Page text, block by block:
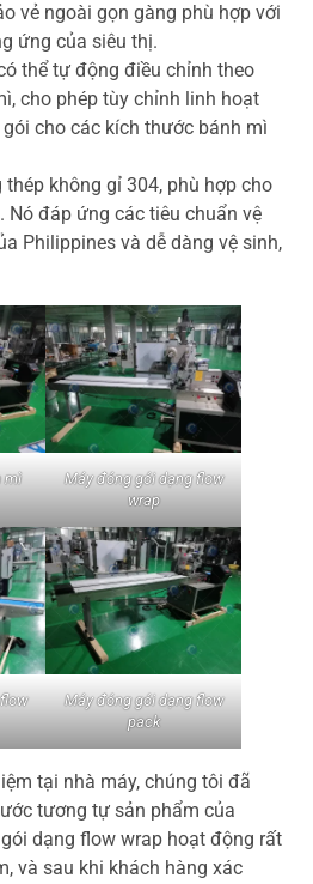
vẻ ngoài gọn gàng phù hợp với
ứng của siêu thị.
thể tự động điều chỉnh theo
cho phép tùy chỉnh linh hoạt
cho các kích thước bánh mì
thép không gỉ 304, phù hợp cho
Nó đáp ứng các tiêu chuẩn vệ
Philippines và dễ dàng vệ sinh,
mì
Máy đóng gói dạng flow
wrap
Máy đóng gói dạng flow
pack
tại nhà máy, chúng tôi đã
tương tự sản phẩm của
dạng flow wrap hoạt động rất
và sau khi khách hàng xác